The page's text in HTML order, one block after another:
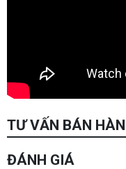
TƯ VẤN BÁN
ĐÁNH GIÁ